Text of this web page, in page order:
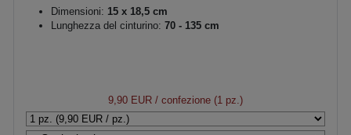
Dimensioni: 15 x 18,5 cm
Lunghezza del cinturino: 70 - 135 cm
9,90 EUR / confezione (1 pz.)